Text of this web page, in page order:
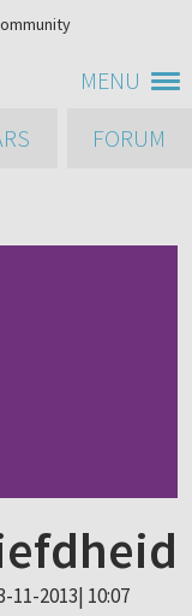
MENU
FORUM
11-2013| 10:07